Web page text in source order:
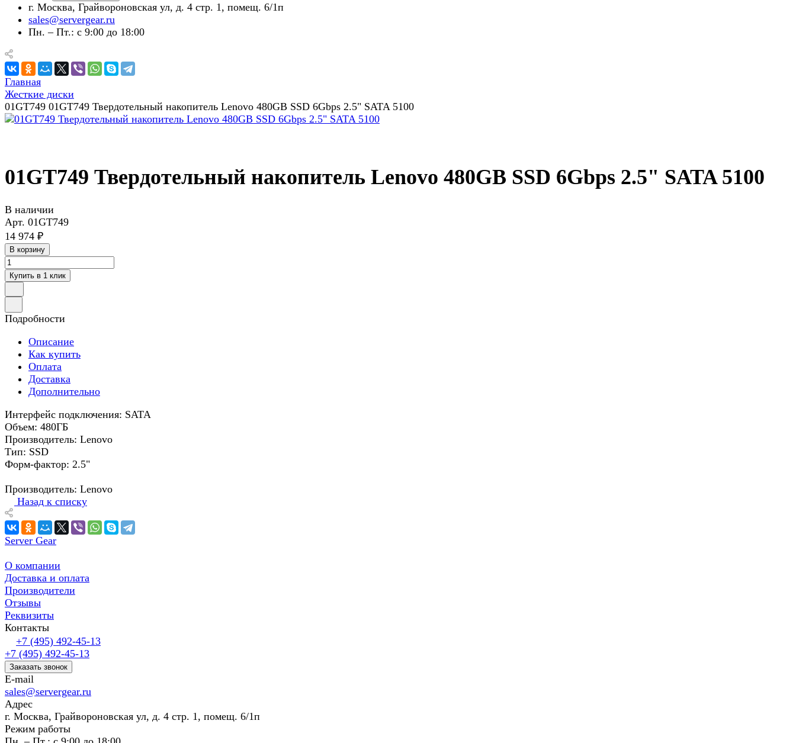
г. Москва, Грайвороновская ул, д. 4 стр. 1, помещ. 6/1п
sales@servergear.ru
Пн. – Пт.: с 9:00 до 18:00
Главная
Жесткие диски
01GT749 01GT749 Твердотельный накопитель Lenovo 480GB SSD 6Gbps 2.5" SATA 5100
01GT749 Твердотельный накопитель Lenovo 480GB SSD 6Gbps 2.5" SATA 5100
В наличии
Арт. 01GT749
14 974 ₽
В корзину
Купить в 1 клик
Подробности
Описание
Как купить
Оплата
Доставка
Дополнительно
Интерфейс подключения: SATA
Объем: 480ГБ
Производитель: Lenovo
Тип: SSD
Форм-фактор: 2.5"
Производитель: Lenovo
Назад к списку
Server Gear
О компании
Доставка и оплата
Производители
Отзывы
Реквизиты
Контакты
+7 (495) 492-45-13
+7 (495) 492-45-13
Заказать звонок
E-mail
sales@servergear.ru
Адрес
г. Москва, Грайвороновская ул, д. 4 стр. 1, помещ. 6/1п
Режим работы